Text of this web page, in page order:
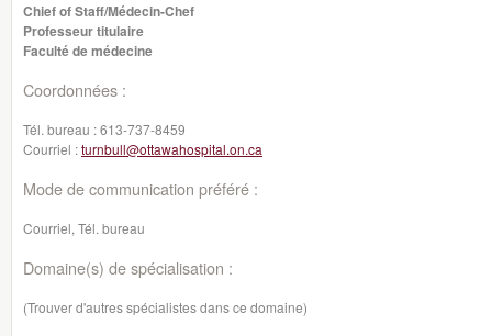
Chief of Staff/Médecin-Chef
Professeur titulaire
Faculté de médecine
Coordonnées :
Tél. bureau :613-737-8459
Courriel :turnbull@ottawahospital.on.ca
Mode de communication préféré :
Courriel, Tél. bureau
Domaine(s) de spécialisation :
(Trouver d'autres spécialistes dans ce domaine)